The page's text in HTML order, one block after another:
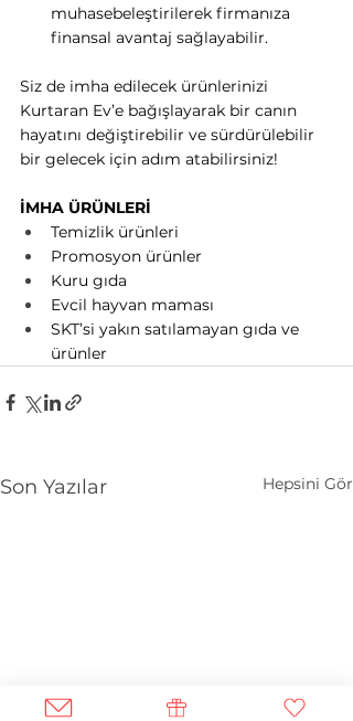
muhasebeleştirilerek firmanıza
finansal avantaj sağlayabilir.
Siz de imha edilecek ürünlerinizi
Kurtaran Ev’e bağışlayarak bir canın
hayatını değiştirebilir ve sürdürülebilir
bir gelecek için adım atabilirsiniz!
İMHA ÜRÜNLERİ
Temizlik ürünleri
Promosyon ürünler
Kuru gıda
Evcil hayvan maması
SKT’si yakın satılamayan gıda ve
ürünler
Son Yazılar Hepsini Gör